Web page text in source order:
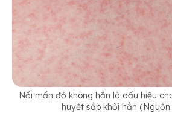
Nổi mẩn đỏ không hẳn là dấu hiệu
huyết sắp khỏi hẳn